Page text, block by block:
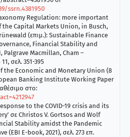
ssrn.4381950
Regulation: more important
Capital Markets Union, in Busch,
(επιμ.): Sustainable Finance
Financial Stability and
Palgrave Macmillan, Cham –
σελ. 351-395
the Economic and Monetary Union (8
Banking Institute Working Paper
στο:
to the COVID-19 crisis and its
σε Christos V. Gortsos and Wolf
Stability amidst the Pandemic
(EBI E-book, 2021), σελ. 273 επ.